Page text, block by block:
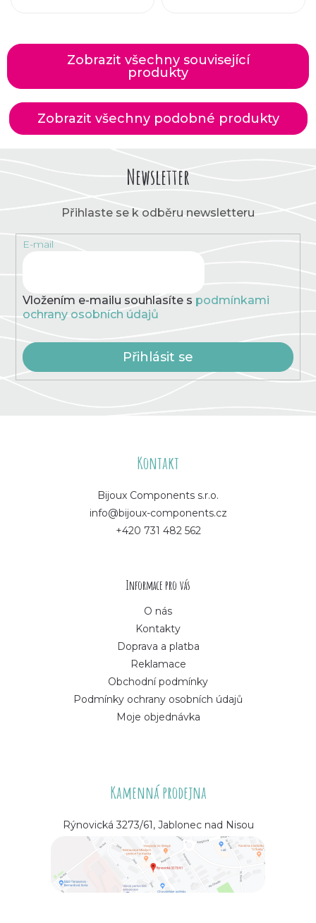
Zobrazit všechny související
produkty
Zobrazit všechny podobné produkty
Newsletter
Přihlaste se k odběru newsletteru
E-mail
Vložením e-mailu souhlasíte s podmínkami
ochrany osobních údajů
Přihlásit se
Kontakt
Bijoux Components s.r.o.
info@bijoux-components.cz
+420 731 482 562
Informace pro vás
O nás
Kontakty
Doprava a platba
Reklamace
Obchodní podmínky
Podmínky ochrany osobních údajů
Moje objednávka
Kamenná prodejna
Rýnovická 3273/61, Jablonec nad Nisou